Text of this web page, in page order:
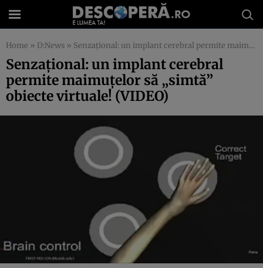
Home » D:News » Senzaţional: un implant cerebral permite maimuţelor să „simtă” obiecte virtuale! (VIDEO)
Senzaţional: un implant cerebral
permite maimuţelor să „simtă”
obiecte virtuale! (VIDEO)